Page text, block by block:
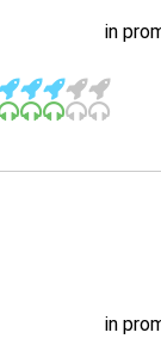
in
in